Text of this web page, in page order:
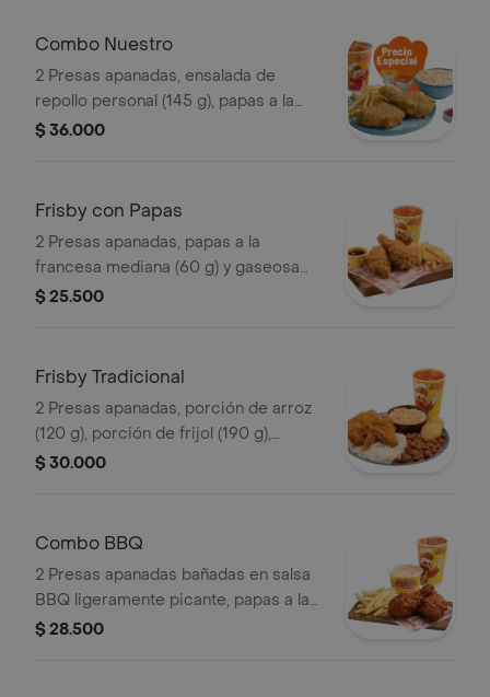
Combo Nuestro
2 Presas apanadas, ensalada de
repollo personal (145 g), papas a la
francesa mediana (60 g) y gaseosa
$ 36.000
Frisby con Papas
2 Presas apanadas, papas a la
francesa mediana (60 g) y gaseosa
(325 ml)
$ 25.500
Frisby Tradicional
2 Presas apanadas, porción de arroz
(120 g), porción de frijol (190 g),
ensalada de repollo personal (145 g), 2
$ 30.000
Combo BBQ
2 Presas apanadas bañadas en salsa
BBQ ligeramente picante, papas a la
francesa mediana (60 g), ensalada de
$ 28.500